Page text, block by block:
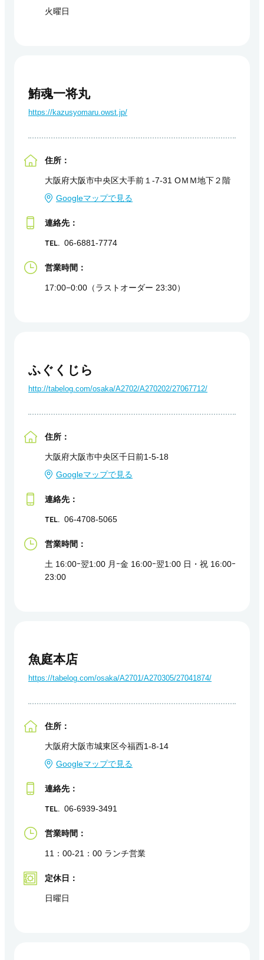
火曜日
鮪魂一将丸
https://kazusyomaru.owst.jp/
住所：
大阪府大阪市中央区大手前１-7-31 OＭＭ地下２階
Googleマップで見る
連絡先：
TEL. 06-6881-7774
営業時間：
17:00−0:00（ラストオーダー 23:30）
ふぐくじら
http://tabelog.com/osaka/A2702/A270202/27067712/
住所：
大阪府大阪市中央区千日前1-5-18
Googleマップで見る
連絡先：
TEL. 06-4708-5065
営業時間：
土 16:00ｰ翌1:00 月ｰ金 16:00ｰ翌1:00 日・祝 16:00ｰ
23:00
魚庭本店
https://tabelog.com/osaka/A2701/A270305/27041874/
住所：
大阪府大阪市城東区今福西1-8-14
Googleマップで見る
連絡先：
TEL. 06-6939-3491
営業時間：
11：00-21：00 ランチ営業
定休日：
日曜日